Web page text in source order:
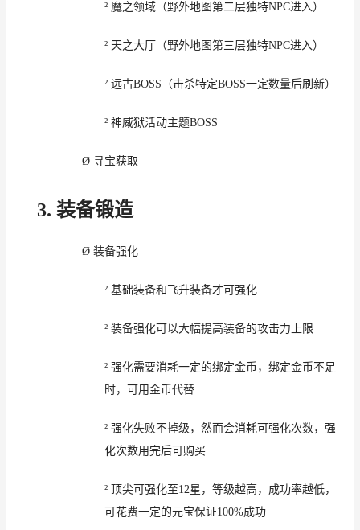
² 魔之领域 （野外地图第二层独特NPC进入）
² 天之大厅（野外地图第三层独特NPC进入）
² 远古BOSS （击杀特定BOSS一定数量后刷新）
² 神威狱活动主题BOSS
Ø 寻宝获取
3. 装备锻造
Ø 装备强化
² 基础装备和飞升装备才可强化
² 装备强化可以大幅提高装备的攻击力 上限
² 强化需要消耗一定的绑定金币 ， 绑定金币不足
时，
可用金币代替
² 强化失败不掉级，然而会消耗可强化次数， 强
化次数用完后可 购买
² 顶尖可强化至12星 ，等级越高，成功率越低，
可 花费一定的元宝保证100%成功